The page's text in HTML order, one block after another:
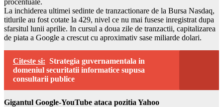
La inchiderea ultimei sedinte de tranzactionare de la Bursa Nasdaq,
titlurile au fost cotate la 429, nivel ce nu mai fusese inregistrat dupa
sfarsitul lunii aprilie. In cursul a doua zile de tranzactii, capitalizarea
de piata a Google a crescut cu aproximativ sase miliarde dolari.
Citeste si: Strategia guvernamentala in
domeniul securitatii informatice supusa
consultarii publice
Gigantul Google-YouTube ataca pozitia Yahoo